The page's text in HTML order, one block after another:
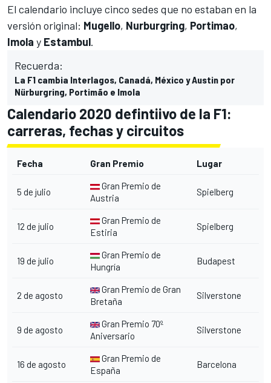
El calendario incluye cinco sedes que no estaban en la
versión original: Mugello, Nurburgring, Portimao,
Imola y Estambul.
Recuerda:
La F1 cambia Interlagos, Canadá, México y Austin por
Nürburgring, Portimão e Imola
Calendario 2020 defintiivo de la F1:
carreras, fechas y circuitos
Fecha Gran Premio Lugar
5 de julio
Gran Premio de
Austria
Spielberg
12 de julio
Gran Premio de
Estiria
Spielberg
19 de julio
Gran Premio de
Hungría
Budapest
2 de agosto
Gran Premio de Gran
Bretaña
Silverstone
9 de agosto
Gran Premio 70º
Aniversario
Silverstone
16 de agosto
Gran Premio de
España
Barcelona